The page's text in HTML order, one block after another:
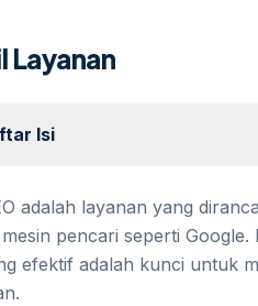
Layanan
Isi
adalah layanan yang
pencari seperti
efektif adalah kunci untuk